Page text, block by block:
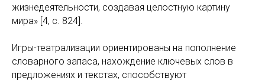
жизнедеятельности, создавая целостную картину
мира» [4, c. 824].
Игры-театрализации ориентированы на пополнение
словарного запаса, нахождение ключевых слов в
предложениях и текстах, способствуют